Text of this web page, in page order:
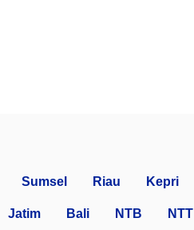
Sumsel Riau Kepri
Jatim Bali NTB NTT